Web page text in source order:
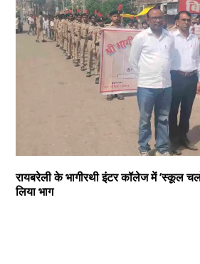
रायबरेली के भागीरथी इंटर कॉलेज में ‘स्कूल
लिया भाग